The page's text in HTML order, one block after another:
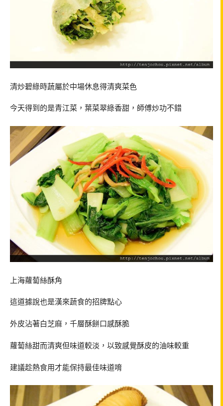
清炒碧綠時蔬屬於中場休息得清爽菜色
今天得到的是青江菜，葉菜翠綠香甜，師傅炒功不錯
上海蘿蔔絲酥角
這道據說也是漢來蔬食的招牌點心
外皮沾著白芝麻，千層酥餅口感酥脆
蘿蔔絲甜而清爽但味道較淡，以致感覺酥皮的油味較重
建議趁熱食用才能保持最佳味道唷